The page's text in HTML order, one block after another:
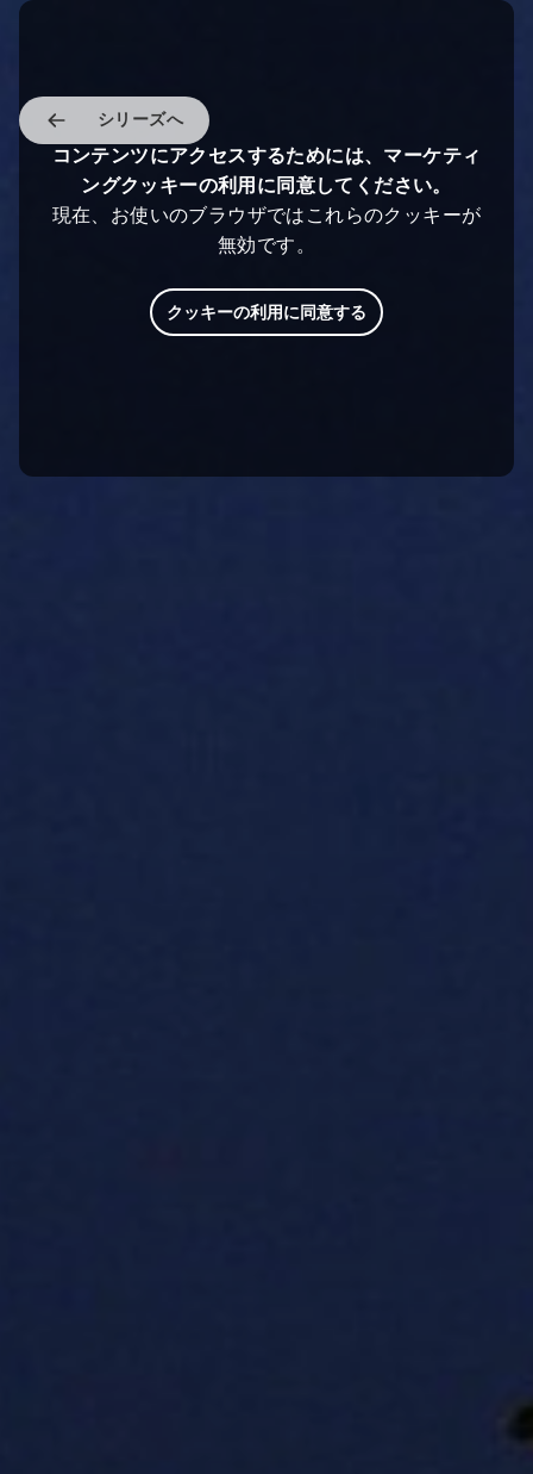
シリーズへ
コンテンツにアクセスするためには、マーケティ
ングクッキーの利用に同意してください。
現在、お使いのブラウザではこれらのクッキーが
無効です。
クッキーの利用に同意する